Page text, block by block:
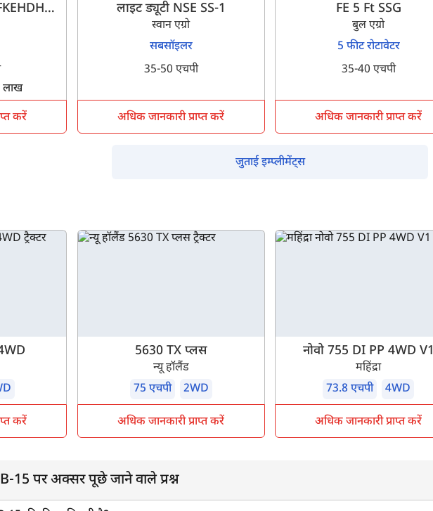
लाख
करें
लाइट ड्यूटी NSE SS-1
स्वान एग्रो
सबसॉइलर
35-50 एचपी
अधिक जानकारी प्राप्त करें
FE 5 Ft SSG
बुल एग्रो
5 फीट रोटावेटर
35-40 एचपी
अधिक जानकारी प्राप्त करें
जुताई इम्प्लीमेंट्स
करें
5630 TX प्लस
न्यू हॉलैंड
75 एचपी
2WD
अधिक जानकारी प्राप्त करें
नोवो 755 DI PP 4WD V1
महिंद्रा
73.8 एचपी
4WD
अधिक जानकारी प्राप्त करें
15 पर अक्सर पूछे जाने वाले प्रश्न